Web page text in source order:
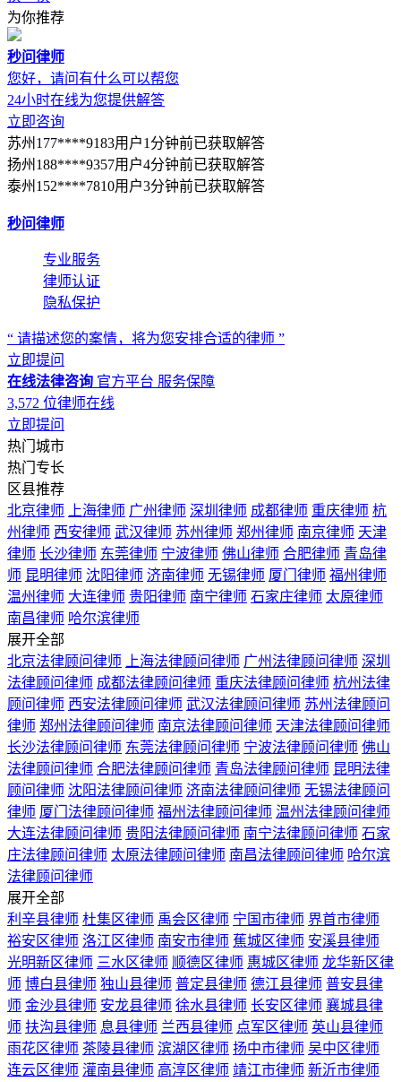
为你推荐
秒问律师
您好，请问有什么可以帮您
24小时在线为您提供解答
立即咨询
苏州177****9183用户1分钟前已获取解答
扬州188****9357用户4分钟前已获取解答
泰州152****7810用户3分钟前已获取解答
秒问律师
专业服务
律师认证
隐私保护
“ 请描述您的案情，将为您安排合适的律师 ”
立即提问
在线法律咨询 官方平台 服务保障
3,572 位律师在线
立即提问
热门城市
热门专长
区县推荐
北京律师
上海律师 广州律师 深圳律师 成都律师 重庆律师 杭
州律师 西安律师 武汉律师 苏州律师 郑州律师 南京律师 天津
律师 长沙律师 东莞律师 宁波律师 佛山律师 合肥律师 青岛律
师 昆明律师 沈阳律师 济南律师 无锡律师 厦门律师 福州律师
温州律师 大连律师 贵阳律师 南宁律师 石家庄律师 太原律师
南昌律师 哈尔滨律师
展开全部
北京法律顾问律师
上海法律顾问律师 广州法律顾问律师 深圳
法律顾问律师 成都法律顾问律师 重庆法律顾问律师 杭州法律
顾问律师 西安法律顾问律师 武汉法律顾问律师 苏州法律顾问
律师 郑州法律顾问律师 南京法律顾问律师 天津法律顾问律师
长沙法律顾问律师 东莞法律顾问律师 宁波法律顾问律师 佛山
法律顾问律师 合肥法律顾问律师 青岛法律顾问律师 昆明法律
顾问律师 沈阳法律顾问律师 济南法律顾问律师 无锡法律顾问
律师 厦门法律顾问律师 福州法律顾问律师 温州法律顾问律师
大连法律顾问律师 贵阳法律顾问律师 南宁法律顾问律师 石家
庄法律顾问律师 太原法律顾问律师 南昌法律顾问律师 哈尔滨
法律顾问律师
展开全部
利辛县律师 杜集区律师 禹会区律师 宁国市律师 界首市律师
裕安区律师 洛江区律师 南安市律师 蕉城区律师 安溪县律师
光明新区律师 三水区律师 顺德区律师 惠城区律师 龙华新区律
师 博白县律师 独山县律师 普定县律师 德江县律师 普安县律
师 金沙县律师 安龙县律师 徐水县律师 长安区律师 襄城县律
师 扶沟县律师 息县律师 兰西县律师 点军区律师 英山县律师
雨花区律师 茶陵县律师 滨湖区律师 扬中市律师 吴中区律师
连云区律师 灌南县律师 高淳区律师 靖江市律师 新沂市律师